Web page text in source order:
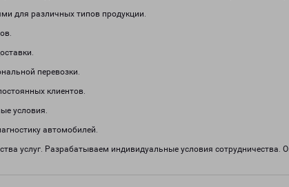
для различных типов продукции.
перевозки.
клиентов.
условия.
автомобилей.
услуг. Разрабатываем индивидуальные условия